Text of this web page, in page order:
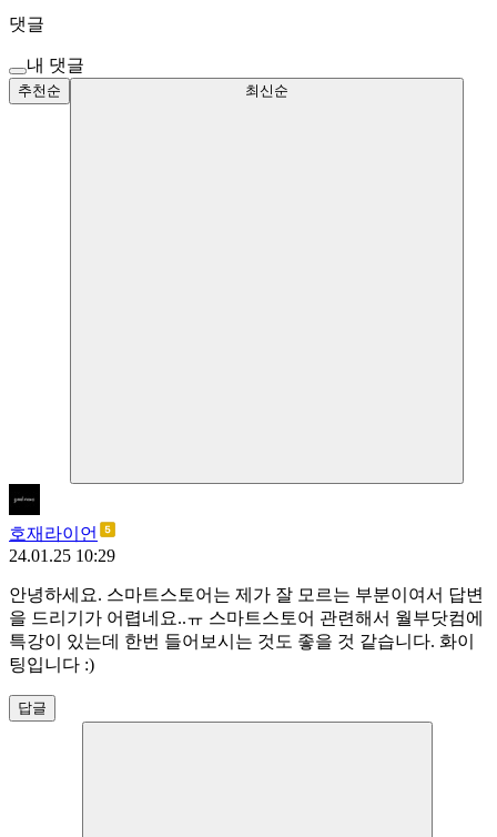
댓글
내 댓글
추천순 최신순
호재라이언
24.01.25 10:29
안녕하세요. 스마트스토어는 제가 잘 모르는 부분이여서 답변
을 드리기가 어렵네요..ㅠ 스마트스토어 관련해서 월부닷컴에
특강이 있는데 한번 들어보시는 것도 좋을 것 같습니다. 화이
팅입니다 :)
답글